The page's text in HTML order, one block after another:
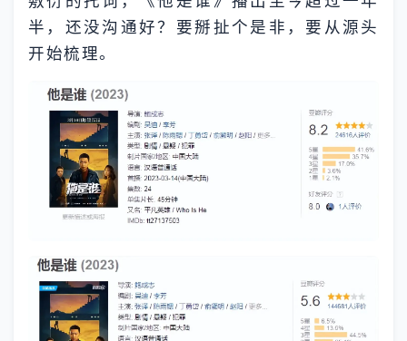
半，还没沟通好？要掰扯个是非，要从源头
开始梳理。